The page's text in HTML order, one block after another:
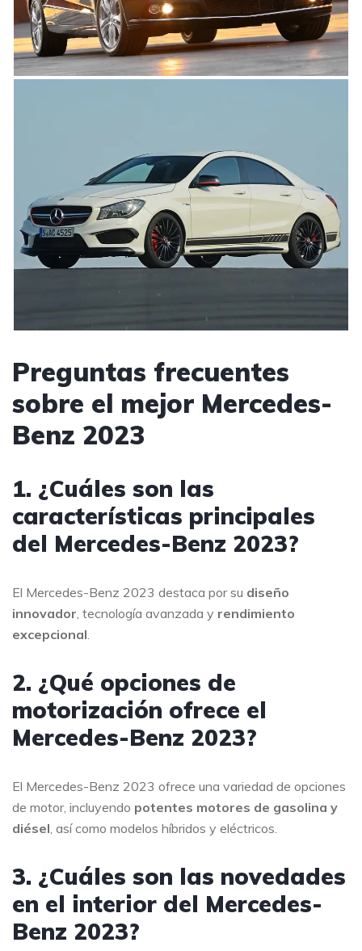
Preguntas frecuentes
sobre el mejor Mercedes-
Benz 2023
1. ¿Cuáles son las
características principales
del Mercedes-Benz 2023?
El Mercedes-Benz 2023 destaca por su diseño
innovador , tecnología avanzada y rendimiento
excepcional
2. ¿Qué opciones de
motorización ofrece el
Mercedes-Benz 2023?
El Mercedes-Benz 2023 ofrece una variedad de opciones
de motor, incluyendo potentes motores de gasolina y
diésel , así como modelos híbridos y eléctricos.
3. ¿Cuáles son las novedades
en el interior del Mercedes-
Benz 2023?